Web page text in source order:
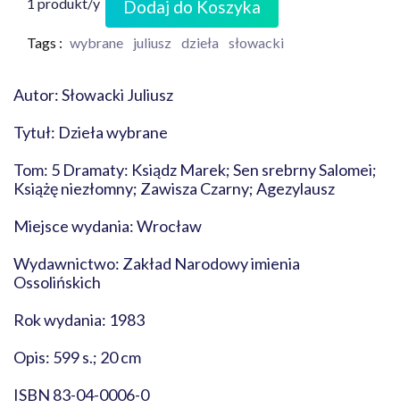
Dodaj do Koszyka
Tags : wybrane juliusz dzieła słowacki
Autor: Słowacki Juliusz
Tytuł: Dzieła wybrane
Tom: 5 Dramaty: Ksiądz Marek; Sen srebrny Salomei;
Książę niezłomny; Zawisza Czarny; Agezylausz
Miejsce wydania: Wrocław
Wydawnictwo: Zakład Narodowy imienia
Ossolińskich
Rok wydania: 1983
Opis: 599 s.; 20 cm
ISBN 83-04-0006-0